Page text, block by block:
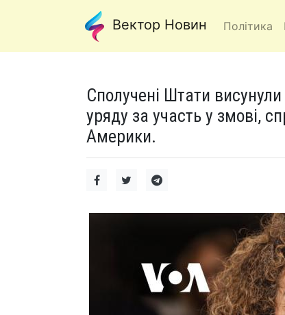
Вектор Новин Політика
Сполучені Штати
уряду за участь у змові,
Америки.